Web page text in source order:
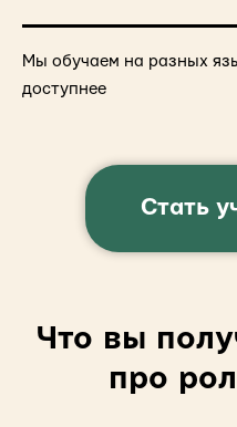
Мы обучаем на разных
доступнее
Стать
Что вы
про